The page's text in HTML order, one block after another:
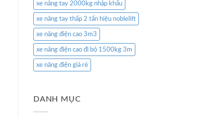
xe nâng tay 2000kg nhập khẩu
xe nâng tay thấp 2 tấn hiệu noblelift
xe nâng điện cao 3m3
xe nâng điện cao đi bộ 1500kg 3m
xe nâng điện giá rẻ
DANH MỤC